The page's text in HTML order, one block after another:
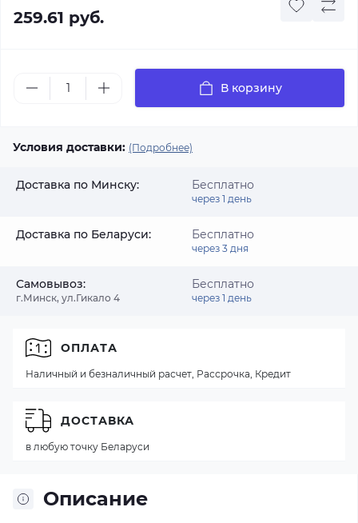
259.61 руб.
В корзину
Условия доставки: (Подробнее)
Доставка по Минску: Бесплатно
через 1 день
Доставка по Беларуси: Бесплатно
через 3 дня
Самовывоз:
г.Минск, ул.Гикало 4
Бесплатно
через 1 день
Описание
ОПЛАТА
Наличный и безналичный расчет, Рассрочка, Кредит
ДОСТАВКА
в любую точку Беларуси